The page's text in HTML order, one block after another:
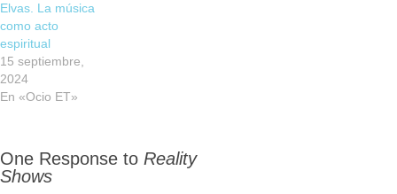
Elvas. La música
como acto
espiritual
15 septiembre,
2024
En «Ocio ET»
One Response to Reality
Shows